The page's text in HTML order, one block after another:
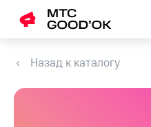
Назад к каталогу